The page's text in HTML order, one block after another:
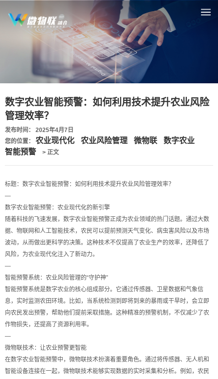
数字农业智能预警：如何利用技术提升农业风险
管理效率？
发布时间： 2025年4月7日
您的位置： 农业现代化 农业风险管理 微物联
数字农业
智能预警
> 正文
标题：数字农业智能预警：如何利用技术提升农业风险管理效率？
—
数字农业智能预警：农业现代化的新引擎
随着科技的飞速发展，数字农业智能预警正成为农业领域的热门话题。通过大数
据、物联网和人工智能技术，农民可以提前预测天气变化、病虫害风险以及市场
波动，从而做出更科学的决策。这种技术不仅提高了农业生产的效率，还降低了
风险，为农业现代化注入了新动力。
—
智能预警系统：农业风险管理的“守护神”
智能预警系统是数字农业的核心组成部分。它通过传感器、卫星数据和气象信
息，实时监测农田环境。比如，当系统检测到即将到来的暴雨或干旱时，会立即
向农民发出预警，帮助他们提前采取措施。这种精准的预警机制，不仅减少了农
作物损失，还提高了资源利用率。
—
微物联技术：让农业预警更智能
在数字农业智能预警中，微物联技术扮演着重要角色。通过将传感器、无人机和
智能设备连接在一起，微物联技术能够实现数据的实时采集和分析。例如，农民